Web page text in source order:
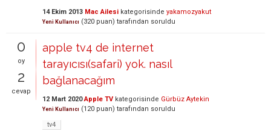
14 Ekim 2013 Mac Ailesi kategorisinde yakamozyakut
Yeni Kullanıcı (320 puan) tarafından soruldu
0
oy
2
cevap
apple tv4 de internet
tarayıcısı(safari) yok. nasıl
bağlanacağım
12 Mart 2020 Apple TV kategorisinde Gürbüz Aytekin
Yeni Kullanıcı (120 puan) tarafından soruldu
tv4